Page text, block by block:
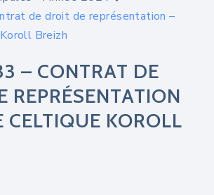
de droit de représentation –
Breizh
– CONTRAT DE
REPRÉSENTATION
CELTIQUE KOROLL